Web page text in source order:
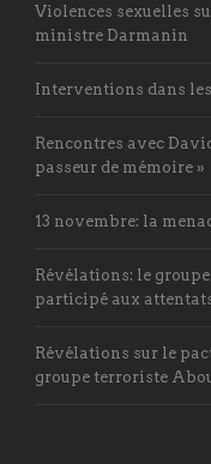
Violences sexuelles
ministre Darmanin
Interventions dans
Rencontres avec
passeur de mémoire »
13 novembre: la
Révélations: le
participé aux
Révélations sur le
groupe terroriste